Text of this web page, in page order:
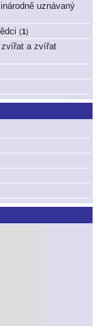
uznávaný
(1 )
zvířat a zvířat